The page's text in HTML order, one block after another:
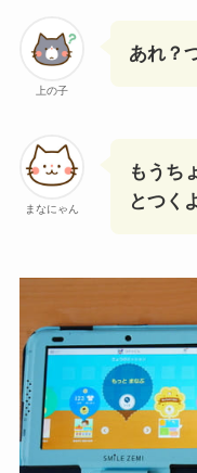
上の子
あれ？
まなにゃん
もうち
とつく